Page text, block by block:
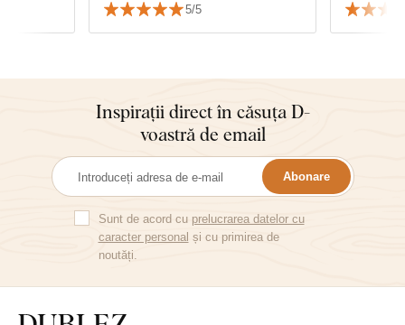
5/5
Inspirații direct în căsuța D-
voastră de email
Abonare
Sunt de acord cu prelucrarea datelor cu
caracter personal și cu primirea de
noutăți.